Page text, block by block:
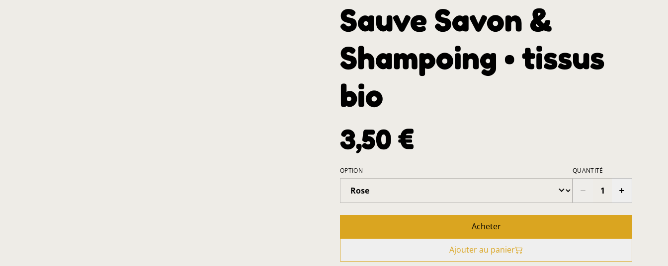
Sauve Savon &
Shampoing • tissus
bio
3,50 €
OPTION QUANTITÉ
Acheter
Ajouter au panier